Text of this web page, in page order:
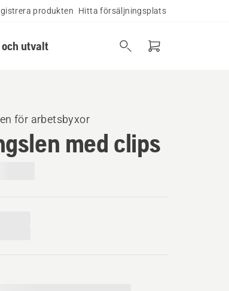
produkten Hitta försäljningsplats
utvalt
för arbetsbyxor
med clips